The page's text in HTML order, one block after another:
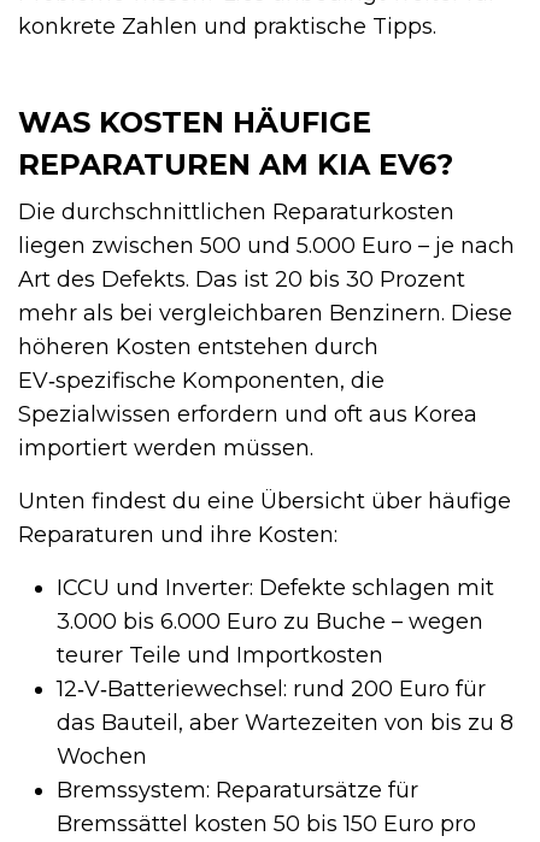
konkrete Zahlen und praktische Tipps.
WAS KOSTEN HÄUFIGE
REPARATUREN AM KIA EV6?
Die durchschnittlichen Reparaturkosten
liegen zwischen 500 und 5.000 Euro – je nach
Art des Defekts. Das ist 20 bis 30 Prozent
mehr als bei vergleichbaren Benzinern. Diese
höheren Kosten entstehen durch
EV‑spezifische Komponenten, die
Spezialwissen erfordern und oft aus Korea
importiert werden müssen.
Unten findest du eine Übersicht über häufige
Reparaturen und ihre Kosten:
ICCU und Inverter: Defekte schlagen mit
3.000 bis 6.000 Euro zu Buche – wegen
teurer Teile und Importkosten
12‑V‑Batteriewechsel: rund 200 Euro für
das Bauteil, aber Wartezeiten von bis zu 8
Wochen
Bremssystem: Reparatursätze für
Bremssättel kosten 50 bis 150 Euro pro